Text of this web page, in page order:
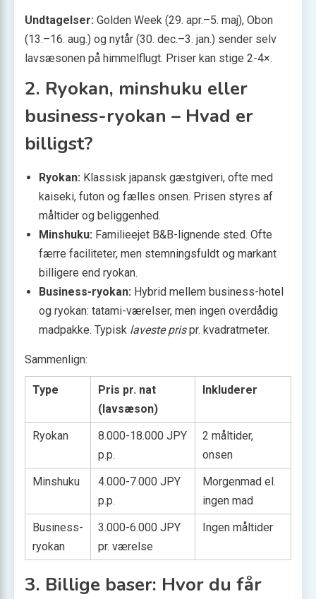
Undtagelser: Golden Week (29. apr.–5. maj), Obon
(13.–16. aug.) og nytår (30. dec.–3. jan.) sender selv
lavsæsonen på himmelflugt. Priser kan stige 2-4×.
2. Ryokan, minshuku eller
business-ryokan – Hvad er
billigst?
Ryokan: Klassisk japansk gæstgiveri, ofte med
kaiseki, futon og fælles onsen. Prisen styres af
måltider og beliggenhed.
Minshuku: Familieejet B&B-lignende sted. Ofte
færre faciliteter, men stemningsfuldt og markant
billigere end ryokan.
Business-ryokan: Hybrid mellem business-hotel
og ryokan: tatami-værelser, men ingen overdådig
madpakke. Typisk laveste prispr. kvadratmeter.
Sammenlign:
Type
Pris pr. nat
(lavsæson)
Inkluderer
Ryokan
8.000-18.000 JPY
p.p.
2 måltider,
onsen
Minshuku
4.000-7.000 JPY
p.p.
Morgenmad el.
ingen mad
Business-
ryokan
3.000-6.000 JPY
pr. værelse
Ingen måltider
3. Billige baser: Hvor du får